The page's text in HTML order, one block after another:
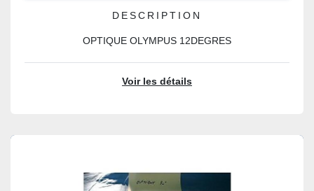
DESCRIPTION
OPTIQUE OLYMPUS 12DEGRES
Voir les détails